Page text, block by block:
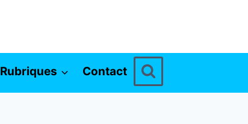
Rubriques Contact